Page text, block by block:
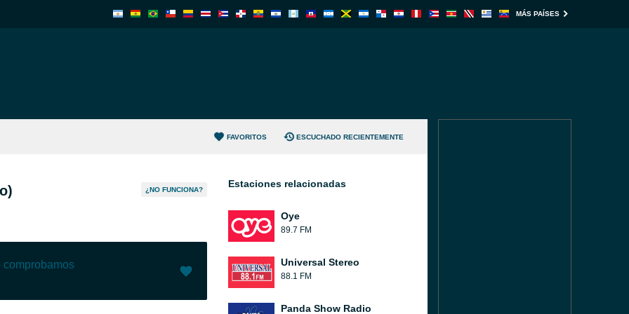
MÁS PAÍSES
FAVORITOS ESCUCHADO RECIENTEMENTE
¿NO FUNCIONA?
comprobamos
Estaciones relacionadas
Oye
89.7 FM
Universal Stereo
88.1 FM
Panda Show Radio